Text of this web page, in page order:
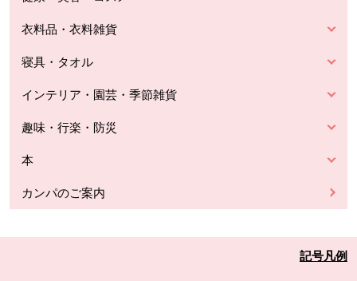
衣料品・衣料雑貨
寝具・タオル
インテリア・園芸・季節雑貨
趣味・行楽・防災
本
カンパのご案内
記号凡例